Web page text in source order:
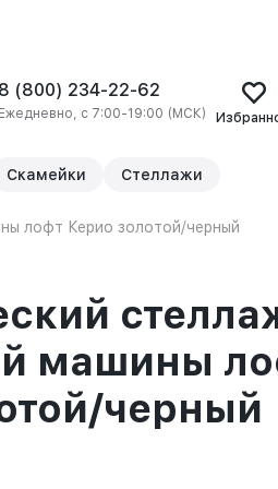
(800) 234-22-62
с 7:00-19:00 (МСК)
Скамейки Стеллажи
лофт Керио золотой/черный
машины
черный